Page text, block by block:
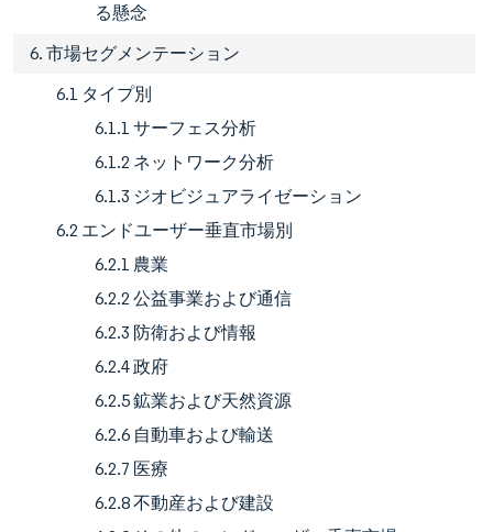
る懸念
6. 市場セグメンテーション
6.1 タイプ別
6.1.1 サーフェス分析
6.1.2 ネットワーク分析
6.1.3 ジオビジュアライゼーション
6.2 エンドユーザー垂直市場別
6.2.1 農業
6.2.2 公益事業および通信
6.2.3 防衛および情報
6.2.4 政府
6.2.5 鉱業および天然資源
6.2.6 自動車および輸送
6.2.7 医療
6.2.8 不動産および建設